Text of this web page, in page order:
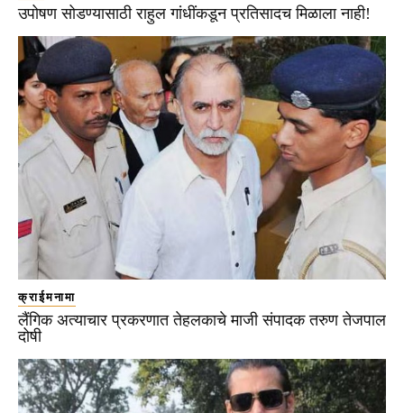
उपोषण सोडण्यासाठी राहुल गांधींकडून प्रतिसादच मिळाला नाही!
क्राईमनामा
लैंगिक अत्याचार प्रकरणात तेहलकाचे माजी संपादक तरुण तेजपाल
दोषी